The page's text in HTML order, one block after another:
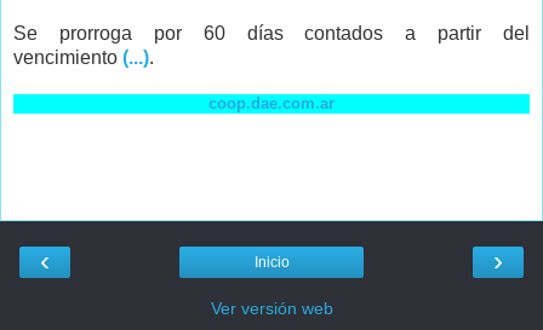
Se prorroga por 60 días contados a partir del
vencimiento (...).
coop.dae.com.ar
‹ ›
Inicio
Ver versión web